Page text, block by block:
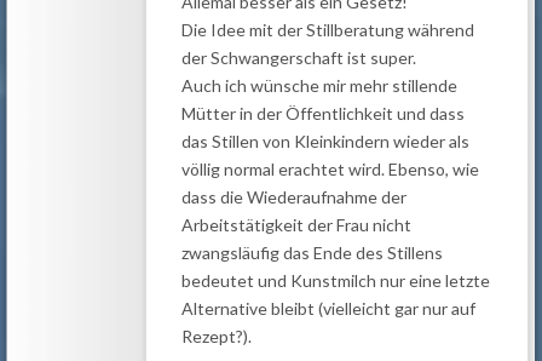
Die Idee mit der Stillberatung während
der Schwangerschaft ist super.
Auch ich wünsche mir mehr stillende
Mütter in der Öffentlichkeit und dass
das Stillen von Kleinkindern wieder als
völlig normal erachtet wird. Ebenso, wie
dass die Wiederaufnahme der
Arbeitstätigkeit der Frau nicht
zwangsläufig das Ende des Stillens
bedeutet und Kunstmilch nur eine letzte
Alternative bleibt (vielleicht gar nur auf
Rezept?).